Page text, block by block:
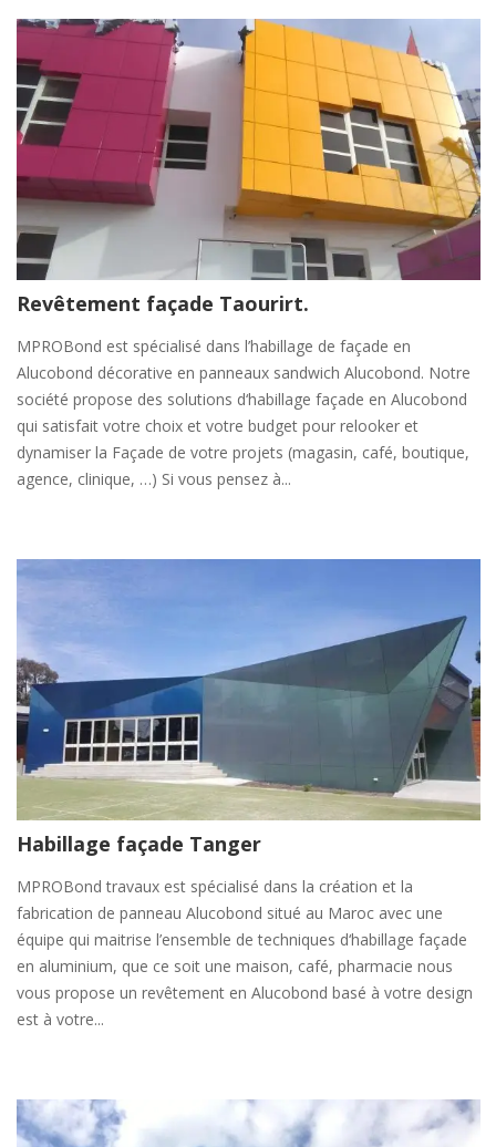
Revêtement façade Taourirt.
MPROBond est spécialisé dans l’habillage de façade en
Alucobond décorative en panneaux sandwich Alucobond. Notre
société propose des solutions d‘habillage façade en Alucobond
qui satisfait votre choix et votre budget pour relooker et
dynamiser la Façade de votre projets (magasin, café, boutique,
agence, clinique, …) Si vous pensez à...
Habillage façade Tanger
MPROBond travaux est spécialisé dans la création et la
fabrication de panneau Alucobond situé au Maroc avec une
équipe qui maitrise l’ensemble de techniques d‘habillage façade
en aluminium, que ce soit une maison, café, pharmacie nous
vous propose un revêtement en Alucobond basé à votre design
est à votre...